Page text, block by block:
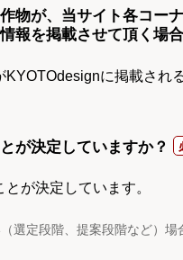
物が、当サイト各コー
報を掲載させて頂く場合
KYOTOdesignに掲載され
が決定していますか？
が決定しています。
選定段階、提案段階など）場